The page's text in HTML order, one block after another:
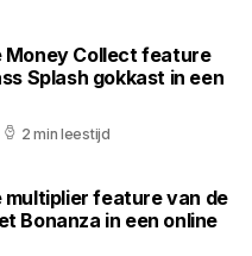
Money Collect feature
Splash gokkast in een
2 min leestijd
multiplier feature van de
Bonanza in een online